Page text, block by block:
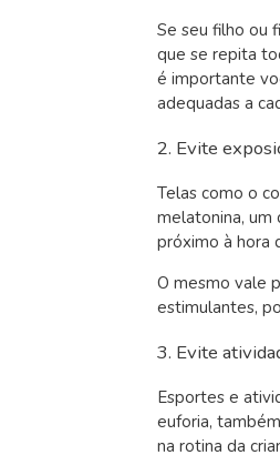
Se seu filho ou
que se repita
é importante
adequadas a
2. Evite
Telas como o
melatonina, um
próximo à hora
O mesmo vale
estimulantes,
3. Evite
Esportes e
euforia,
na rotina da